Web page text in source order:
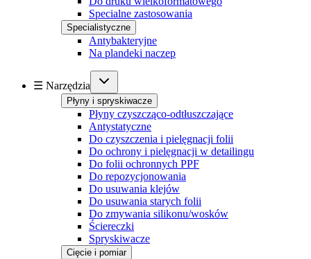
Specialne zastosowania
Specialistyczne
Antybakteryjne
Na plandeki naczep
☰ Narzędzia
Płyny i spryskiwacze
Płyny czyszcząco-odtłuszczające
Antystatyczne
Do czyszczenia i pielęgnacji folii
Do ochrony i pielęgnacji w detailingu
Do folii ochronnych PPF
Do repozycjonowania
Do usuwania klejów
Do usuwania starych folii
Do zmywania silikonu/wosków
Ściereczki
Spryskiwacze
Cięcie i pomiar